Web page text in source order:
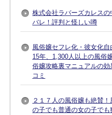
株式会社ラバーズカレス
バレ！評判と怪しい噂
風俗嬢セフレ化・彼女化
15年、1,300人以上の風俗
俗嬢攻略裏マニュアルの
コミ
２１７人の風俗嬢も絶賛
の子でも普通の女の子で